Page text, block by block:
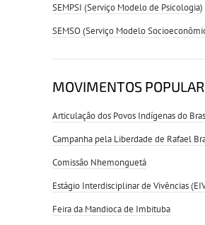
SEMPSI (Serviço Modelo de Psicologia)
SEMSO (Serviço Modelo
MOVIMENTOS
Articulação dos Povos Indígenas do
Campanha pela Liberdade de Rafael
Comissão Nhemonguetá
Estágio Interdisciplinar de Vivências
Feira da Mandioca de Imbituba